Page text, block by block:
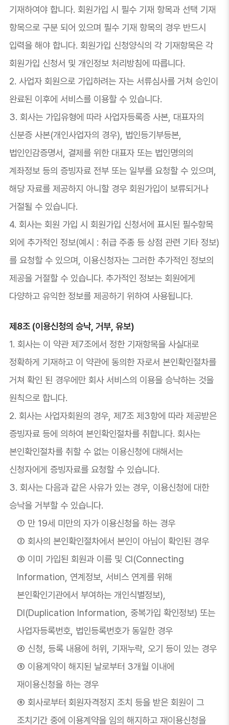
기재하여야 합니다. 회원가입 시 필수 기재 항목과 선택 기재
항목으로 구분 되어 있으며 필수 기재 항목의 경우 반드시
입력을 해야 합니다. 회원가입 신청양식의 각 기재항목은 각
회원가입 신청서 및 개인정보 처리방침에 따릅니다.
2. 사업자 회원으로 가입하려는 자는 서류심사를 거쳐 승인이
완료된 이후에 서비스를 이용할 수 있습니다.
3. 회사는 가입유형에 따라 사업자등록증 사본, 대표자의
신분증 사본(개인사업자의 경우), 법인등기부등본,
법인인감증명서, 결제를 위한 대표자 또는 법인명의의
계좌정보 등의 증빙자료 전부 또는 일부를 요청할 수 있으며,
해당 자료를 제공하지 아니할 경우 회원가입이 보류되거나
거절될 수 있습니다.
4. 회사는 회원 가입 시 회원가입 신청서에 표시된 필수항목
외에 추가적인 정보(예시 : 취급 주종 등 상점 관련 기타 정보)
를 요청할 수 있으며, 이용신청자는 그러한 추가적인 정보의
제공을 거절할 수 있습니다. 추가적인 정보는 회원에게
다양하고 유익한 정보를 제공하기 위하여 사용됩니다.
제8조 (이용신청의 승낙, 거부, 유보)
1. 회사는 이 약관 제7조에서 정한 기재항목을 사실대로
정확하게 기재하고 이 약관에 동의한 자로서 본인확인절차를
거쳐 확인 된 경우에만 회사 서비스의 이용을 승낙하는 것을
원칙으로 합니다.
2. 회사는 사업자회원의 경우, 제7조 제3항에 따라 제공받은
증빙자료 등에 의하여 본인확인절차를 취합니다. 회사는
본인확인절차를 취할 수 없는 이용신청에 대해서는
신청자에게 증빙자료를 요청할 수 있습니다.
3. 회사는 다음과 같은 사유가 있는 경우, 이용신청에 대한
승낙을 거부할 수 있습니다.
① 만 19세 미만의 자가 이용신청을 하는 경우
② 회사의 본인확인절차에서 본인이 아님이 확인된 경우
③ 이미 가입된 회원과 이름 및 CI(Connecting
Information, 연계정보, 서비스 연계를 위해
본인확인기관에서 부여하는 개인식별정보),
DI(Duplication Information, 중복가입 확인정보) 또는
사업자등록번호, 법인등록번호가 동일한 경우
④ 신청, 등록 내용에 허위, 기재누락, 오기 등이 있는 경우
⑤ 이용계약이 해지된 날로부터 3개월 이내에
재이용신청을 하는 경우
⑥ 회사로부터 회원자격정지 조치 등을 받은 회원이 그
조치기간 중에 이용계약을 임의 해지하고 재이용신청을